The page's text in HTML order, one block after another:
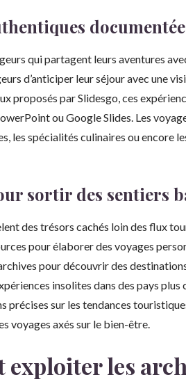
qui partagent leurs aventures
d’anticiper leur séjour avec une
proposés par Slidesgo, ces
ou Google Slides. Les
les spécialités culinaires ou encore
sortir des sentiers
des trésors cachés loin des flux
pour élaborer des voyages
pour découvrir des
insolites dans des pays plus
sur les tendances
voyages axés sur le bien-être.
exploiter les